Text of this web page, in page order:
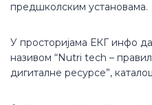
предшколским установама.
У просторијама ЕКГ инфо
називом “Nutri tech –
дигиталне ресурсе”,